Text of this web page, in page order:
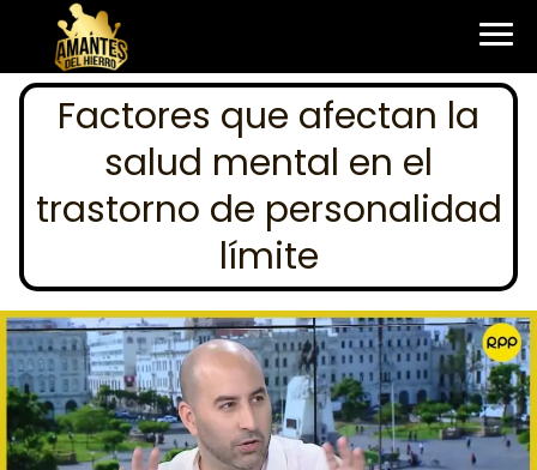
Factores que afectan la
salud mental en el
trastorno de personalidad
límite